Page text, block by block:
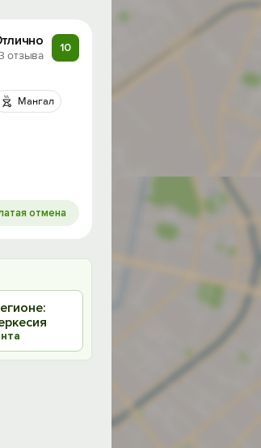
отзыва
10
Мангал
отмена